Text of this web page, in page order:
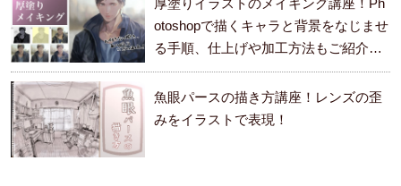
厚塗りイラストのメイキング講座！Ph
otoshopで描くキャラと背景をなじませ
る手順、仕上げや加工方法もご紹介し
ます。
魚眼パースの描き方講座！レンズの歪
みをイラストで表現！